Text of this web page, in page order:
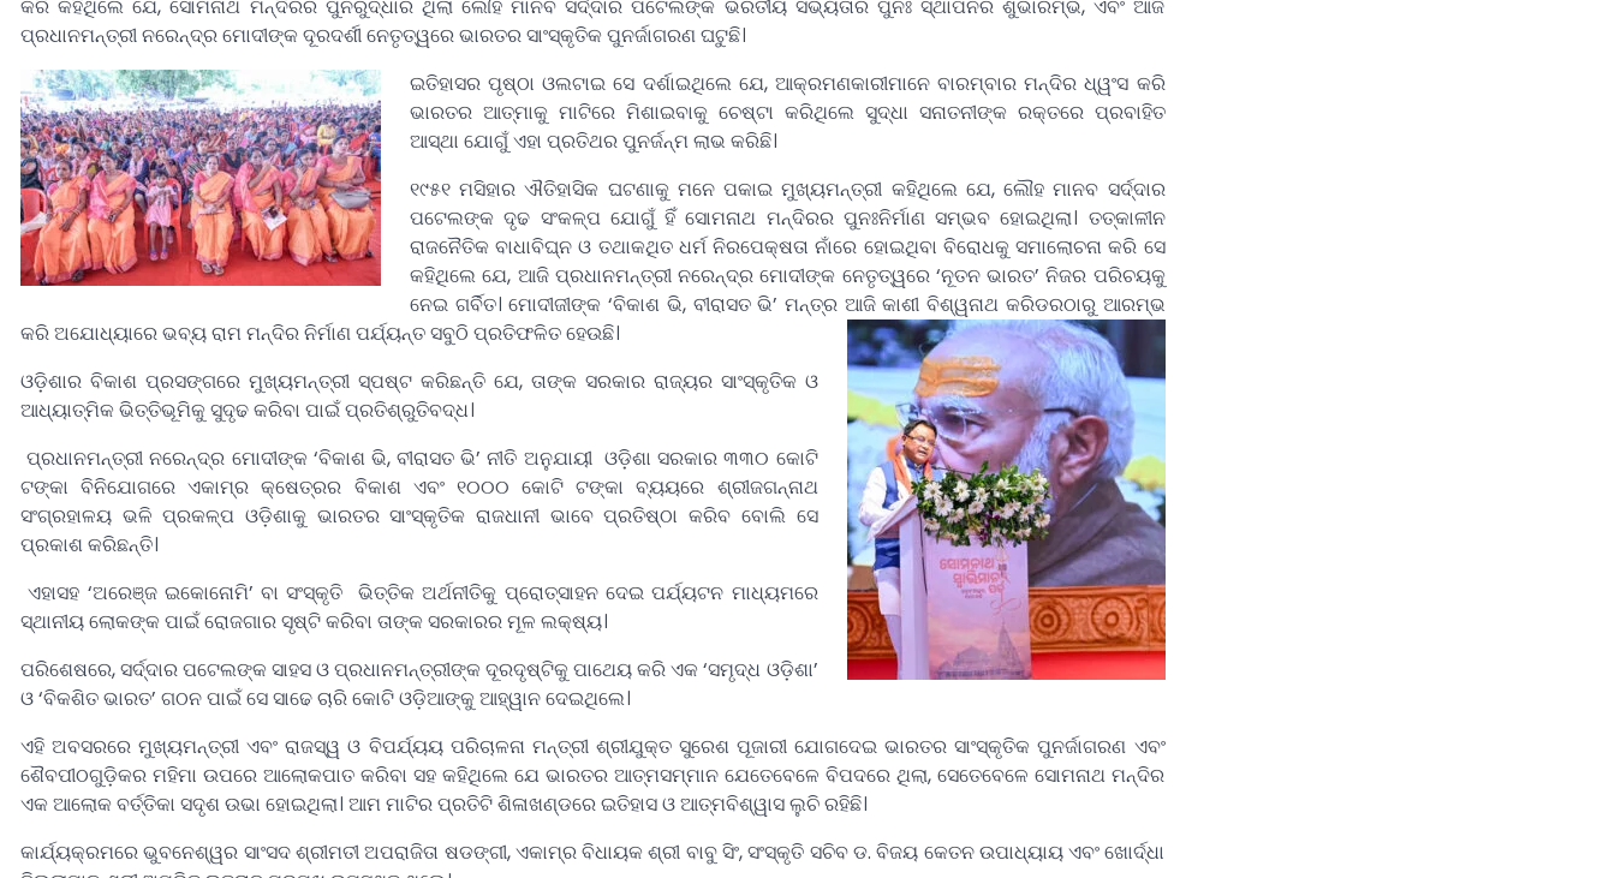
କରି କହିଥିଲେ ଯେ, ସୋମନାଥ ମନ୍ଦିରର ପୁନରୁଦ୍ଧାର ଥିଲା ଲୌହ ମାନବ ସର୍ଦ୍ଦାର ପଟେଲଙ୍କ ଭରତୀୟ ସଭ୍ୟତାର ପୁନଃ ସ୍ଥାପନର ଶୁଭାରମ୍ଭ, ଏବଂ ଆଜି
ପ୍ରଧାନମନ୍ତ୍ରୀ ନରେନ୍ଦ୍ର ମୋଦୀଙ୍କ ଦୂରଦର୍ଶୀ ନେତୃତ୍ୱରେ ଭାରତର ସାଂସ୍କୃତିକ ପୁନର୍ଜାଗରଣ ଘଟୁଛି।
ଇତିହାସର ପୃଷ୍ଠା ଓଲଟାଇ ସେ ଦର୍ଶାଇଥିଲେ ଯେ, ଆକ୍ରମଣକାରୀମାନେ ବାରମ୍ବାର ମନ୍ଦିର ଧ୍ୱଂସ କରି
ଭାରତର ଆତ୍ମାକୁ ମାଟିରେ ମିଶାଇବାକୁ ଚେଷ୍ଟା କରିଥିଲେ ସୁଦ୍ଧା ସନାତନୀଙ୍କ ରକ୍ତରେ ପ୍ରବାହିତ
ଆସ୍ଥା ଯୋଗୁଁ ଏହା ପ୍ରତିଥର ପୁନର୍ଜନ୍ମ ଲାଭ କରିଛି।
୧୯୫୧ ମସିହାର ଐତିହାସିକ ଘଟଣାକୁ ମନେ ପକାଇ ମୁଖ୍ୟମନ୍ତ୍ରୀ କହିଥିଲେ ଯେ, ଲୌହ ମାନବ ସର୍ଦ୍ଦାର
ପଟେଲଙ୍କ ଦୃଢ ସଂକଳ୍ପ ଯୋଗୁଁ ହିଁ ସୋମନାଥ ମନ୍ଦିରର ପୁନଃନିର୍ମାଣ ସମ୍ଭବ ହୋଇଥିଲା। ତତ୍କାଳୀନ
ରାଜନୈତିକ ବାଧାବିଘ୍ନ ଓ ତଥାକଥିତ ଧର୍ମ ନିରପେକ୍ଷତା ନାଁରେ ହୋଇଥିବା ବିରୋଧକୁ ସମାଲୋଚନା କରି ସେ
କହିଥିଲେ ଯେ, ଆଜି ପ୍ରଧାନମନ୍ତ୍ରୀ ନରେନ୍ଦ୍ର ମୋଦୀଙ୍କ ନେତୃତ୍ୱରେ ‘ନୂତନ ଭାରତ’ ନିଜର ପରିଚୟକୁ
ନେଇ ଗର୍ବିତ। ମୋଦୀଜୀଙ୍କ ‘ବିକାଶ ଭି, ବୀରାସତ ଭି’ ମନ୍ତ୍ର ଆଜି କାଶୀ ବିଶ୍ୱନାଥ କରିଡରଠାରୁ ଆରମ୍ଭ
କରି ଅଯୋଧ୍ୟାରେ ଭବ୍ୟ ରାମ ମନ୍ଦିର ନିର୍ମାଣ ପର୍ଯ୍ୟନ୍ତ ସବୁଠି ପ୍ରତିଫଳିତ ହେଉଛି।
ଓଡ଼ିଶାର ବିକାଶ ପ୍ରସଙ୍ଗରେ ମୁଖ୍ୟମନ୍ତ୍ରୀ ସ୍ପଷ୍ଟ କରିଛନ୍ତି ଯେ, ତାଙ୍କ ସରକାର ରାଜ୍ୟର ସାଂସ୍କୃତିକ ଓ
ଆଧ୍ୟାତ୍ମିକ ଭିତ୍ତିଭୂମିକୁ ସୁଦୃଢ କରିବା ପାଇଁ ପ୍ରତିଶ୍ରୁତିବଦ୍ଧ।
ପ୍ରଧାନମନ୍ତ୍ରୀ ନରେନ୍ଦ୍ର ମୋଦୀଙ୍କ ‘ବିକାଶ ଭି, ବୀରାସତ ଭି’ ନୀତି ଅନୁଯାୟୀ ଓଡ଼ିଶା ସରକାର ୩୩୦ କୋଟି
ଟଙ୍କା ବିନିଯୋଗରେ ଏକାମ୍ର କ୍ଷେତ୍ରର ବିକାଶ ଏବଂ ୧୦୦୦ କୋଟି ଟଙ୍କା ବ୍ୟୟରେ ଶ୍ରୀଜଗନ୍ନାଥ
ସଂଗ୍ରହାଳୟ ଭଳି ପ୍ରକଳ୍ପ ଓଡ଼ିଶାକୁ ଭାରତର ସାଂସ୍କୃତିକ ରାଜଧାନୀ ଭାବେ ପ୍ରତିଷ୍ଠା କରିବ ବୋଲି ସେ
ପ୍ରକାଶ କରିଛନ୍ତି।
ଏହାସହ ‘ଅରେଞ୍ଜ ଇକୋନୋମି’ ବା ସଂସ୍କୃତି ଭିତ୍ତିକ ଅର୍ଥନୀତିକୁ ପ୍ରୋତ୍ସାହନ ଦେଇ ପର୍ଯ୍ୟଟନ ମାଧ୍ୟମରେ
ସ୍ଥାନୀୟ ଲୋକଙ୍କ ପାଇଁ ରୋଜଗାର ସୃଷ୍ଟି କରିବା ତାଙ୍କ ସରକାରର ମୂଳ ଲକ୍ଷ୍ୟ।
ପରିଶେଷରେ, ସର୍ଦ୍ଦାର ପଟେଲଙ୍କ ସାହସ ଓ ପ୍ରଧାନମନ୍ତ୍ରୀଙ୍କ ଦୂରଦୃଷ୍ଟିକୁ ପାଥେୟ କରି ଏକ ‘ସମୃଦ୍ଧ ଓଡ଼ିଶା’
ଓ ‘ବିକଶିତ ଭାରତ’ ଗଠନ ପାଇଁ ସେ ସାଢେ ଚାରି କୋଟି ଓଡ଼ିଆଙ୍କୁ ଆହ୍ୱାନ ଦେଇଥିଲେ।
ଏହି ଅବସରରେ ମୁଖ୍ୟମନ୍ତ୍ରୀ ଏବଂ ରାଜସ୍ୱ ଓ ବିପର୍ଯ୍ୟୟ ପରିଚାଳନା ମନ୍ତ୍ରୀ ଶ୍ରୀଯୁକ୍ତ ସୁରେଶ ପୂଜାରୀ ଯୋଗଦେଇ ଭାରତର ସାଂସ୍କୃତିକ ପୁନର୍ଜାଗରଣ ଏବଂ
ଶୈବପୀଠଗୁଡ଼ିକର ମହିମା ଉପରେ ଆଲୋକପାତ କରିବା ସହ କହିଥିଲେ ଯେ ଭାରତର ଆତ୍ମସମ୍ମାନ ଯେତେବେଳେ ବିପଦରେ ଥିଲା, ସେତେବେଳେ ସୋମନାଥ ମନ୍ଦିର
ଏକ ଆଲୋକ ବର୍ତ୍ତିକା ସଦୃଶ ଉଭା ହୋଇଥିଲା। ଆମ ମାଟିର ପ୍ରତିଟି ଶିଳାଖଣ୍ଡରେ ଇତିହାସ ଓ ଆତ୍ମବିଶ୍ୱାସ ଲୁଚି ରହିଛି।
କାର୍ଯ୍ୟକ୍ରମରେ ଭୁବନେଶ୍ୱର ସାଂସଦ ଶ୍ରୀମତୀ ଅପରାଜିତା ଷଡଙ୍ଗୀ, ଏକାମ୍ର ବିଧାୟକ ଶ୍ରୀ ବାବୁ ସିଂ, ସଂସ୍କୃତି ସଚିବ ଡ. ବିଜୟ କେତନ ଉପାଧ୍ୟାୟ ଏବଂ ଖୋର୍ଦ୍ଧା